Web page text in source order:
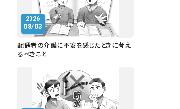
2026
08/03
配偶者の介護に不安を感じたときに考え
るべきこと